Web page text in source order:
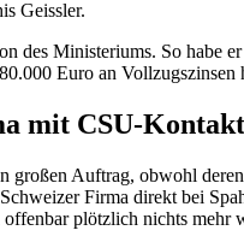
Geissler.
des Ministeriums. So habe
Euro an
mit CSU-
großen Auftrag, obwohl
Firma direkt bei
plötzlich nichts